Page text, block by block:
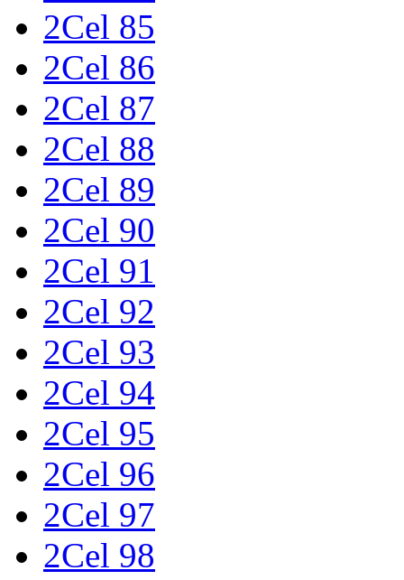
2Cel 85
2Cel 86
2Cel 87
2Cel 88
2Cel 89
2Cel 90
2Cel 91
2Cel 92
2Cel 93
2Cel 94
2Cel 95
2Cel 96
2Cel 97
2Cel 98